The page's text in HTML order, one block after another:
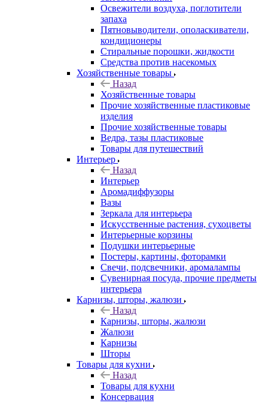
Освежители воздуха, поглотители
запаха
Пятновыводители, ополаскиватели,
кондиционеры
Стиральные порошки, жидкости
Средства против насекомых
Хозяйственные товары
Назад
Хозяйственные товары
Прочие хозяйственные пластиковые
изделия
Прочие хозяйственные товары
Ведра, тазы пластиковые
Товары для путешествий
Интерьер
Назад
Интерьер
Аромадиффузоры
Вазы
Зеркала для интерьера
Искусственные растения, сухоцветы
Интерьерные корзины
Подушки интерьерные
Постеры, картины, фоторамки
Свечи, подсвечники, аромалампы
Сувенирная посуда, прочие предметы
интерьера
Карнизы, шторы, жалюзи
Назад
Карнизы, шторы, жалюзи
Жалюзи
Карнизы
Шторы
Товары для кухни
Назад
Товары для кухни
Консервация